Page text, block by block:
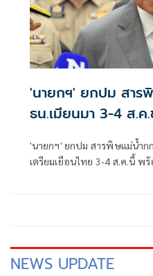
'นายกฯ' ยกปม สาร
ธน.เมียนมา 3-4 ส.
'นายกฯ' ยกปม สารพิษแม่น้ำก
เตรียมเยือนไทย 3-4 ส.ค.นี้ พ
NEWS UPDATE